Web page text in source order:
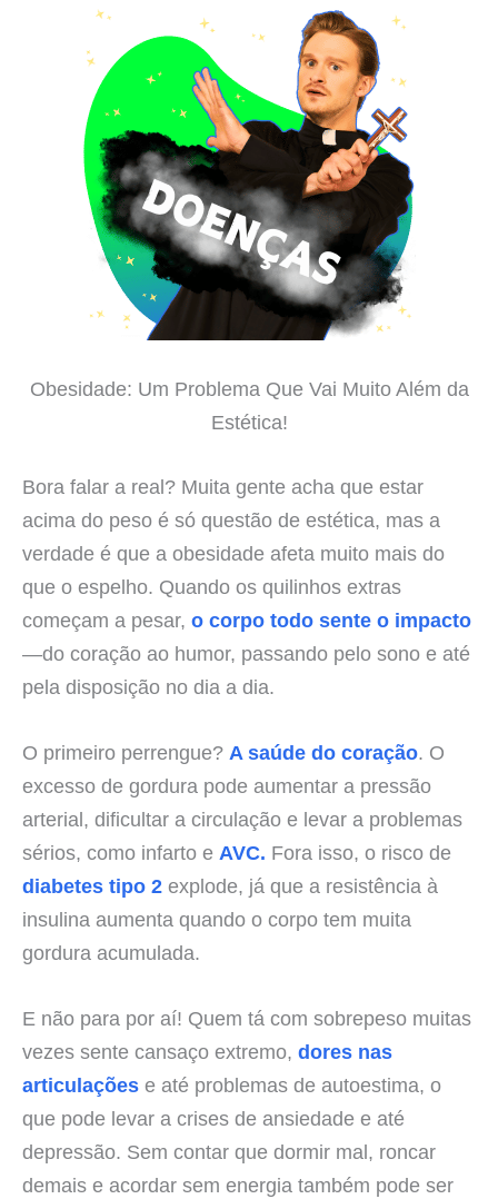
Obesidade: Um Problema Que Vai Muito Além da
Estética!
Bora falar a real? Muita gente acha que estar
acima do peso é só questão de estética, mas a
verdade é que a obesidade afeta muito mais do
que o espelho. Quando os quilinhos extras
começam a pesar, o corpo todo sente o impacto
—do coração ao humor, passando pelo sono e até
pela disposição no dia a dia.
O primeiro perrengue? A saúde do coração. O
excesso de gordura pode aumentar a pressão
arterial, dificultar a circulação e levar a problemas
sérios, como infarto e AVC. Fora isso, o risco de
diabetes tipo 2 explode, já que a resistência à
insulina aumenta quando o corpo tem muita
gordura acumulada.
E não para por aí! Quem tá com sobrepeso muitas
vezes sente cansaço extremo, dores nas
articulações e até problemas de autoestima, o
que pode levar a crises de ansiedade e até
depressão. Sem contar que dormir mal, roncar
demais e acordar sem energia também pode ser